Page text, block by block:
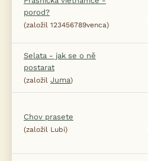
porod?
(založil 123456789venca)
Selata - jak se o ně
postarat
(založil Juma)
Chov prasete
(založil Lubi)